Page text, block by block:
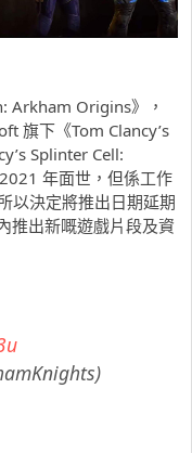
Arkham Origins》，
旗下《Tom Clancy’s
Splinter Cell:
年面世，但係工作
以決定將推出日期延期
推出新嘅遊戲片段及資